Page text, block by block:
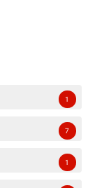
1
7
1